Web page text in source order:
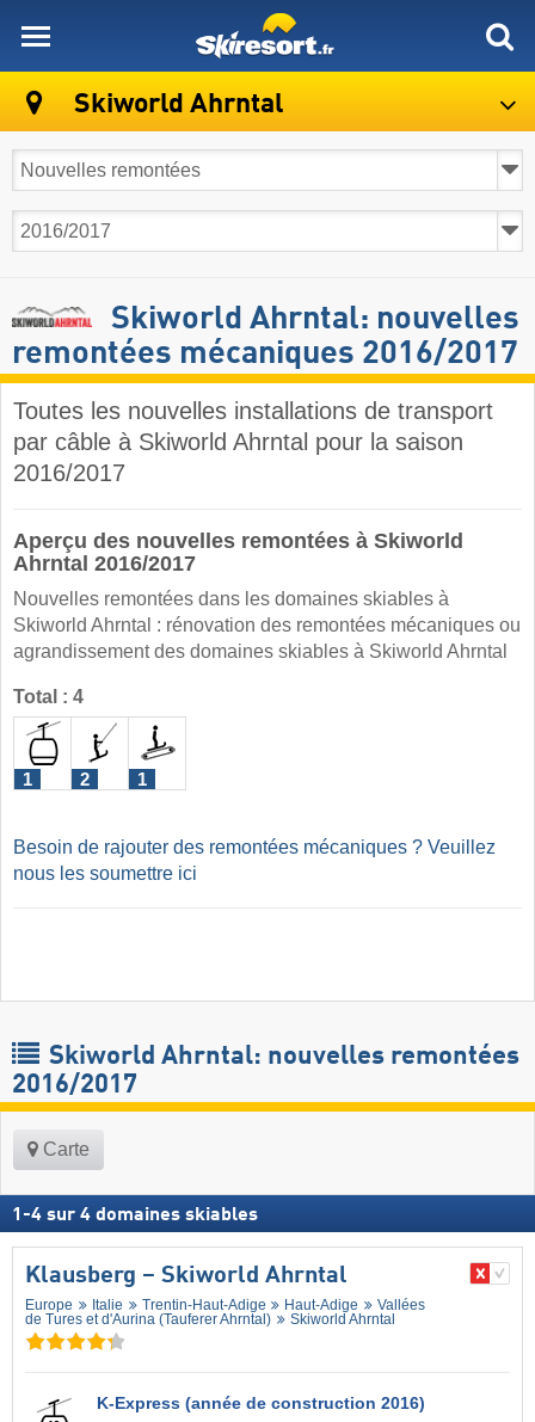
Skiworld Ahrntal
Skiworld Ahrntal: nouvelles
remontées mécaniques 2016/2017
Toutes les nouvelles installations de transport
par câble à Skiworld Ahrntal pour la saison
2016/2017
Aperçu des nouvelles remontées à Skiworld
Ahrntal 2016/2017
Nouvelles remontées dans les domaines skiables à
Skiworld Ahrntal : rénovation des remontées mécaniques ou
agrandissement des domaines skiables à Skiworld Ahrntal
Total : 4
1 2 1
Besoin de rajouter des remontées mécaniques ? Veuillez
nous les soumettre ici
Skiworld Ahrntal: nouvelles remontées
2016/2017
Carte
1 -4 sur 4 domaines skiables
Klausberg – Skiworld Ahrntal
Europe Italie Trentin-Haut-Adige Haut-Adige
Vallées
de Tures et d'Aurina (Tauferer Ahrntal)
Skiworld Ahrntal
K-Express (année de construction 2016)